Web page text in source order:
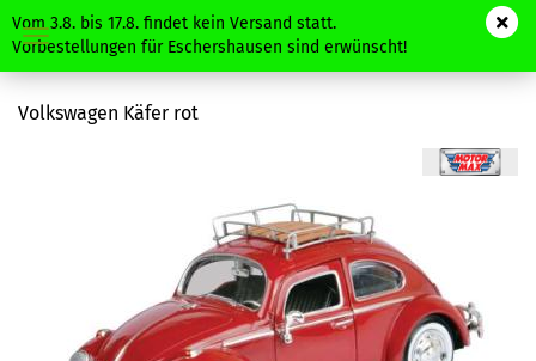
Vom 3.8. bis 17.8. findet kein Versand statt.
Vorbestellungen für Eschershausen sind erwünscht!
Volkswagen Käfer rot